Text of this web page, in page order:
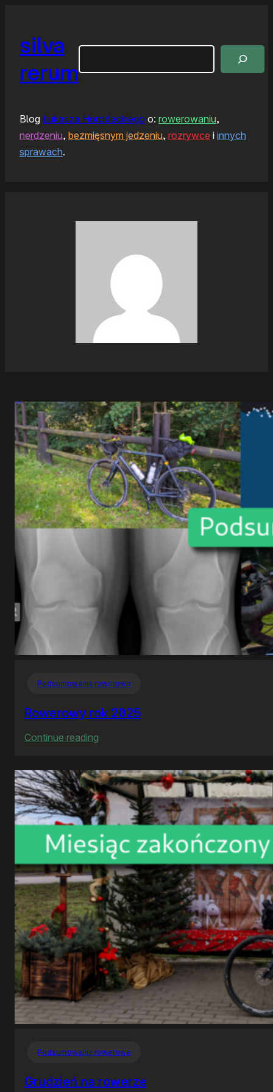
silva
rerum
Blog Łukasza Horodeckiego o: rowerowaniu,
nerdzeniu, bezmięsnym jedzeniu, rozrywce i innych
sprawach.
Podsumowania rowerowe
Rowerowy rok 2025
Continue reading
rok
2025
Podsumowania rowerowe
Grudzień na rowerze